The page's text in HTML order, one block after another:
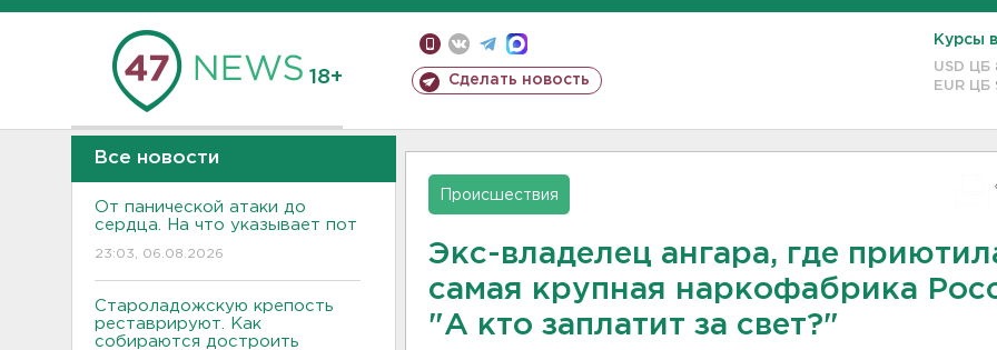
18+ Сделать новость
Курсы
USD ЦБ
EUR ЦБ
Все новости
От панической атаки до
сердца. На что указывает пот
23:03, 06.08.2026
Староладожскую крепость
реставрируют. Как
собираются достроить
Происшествия
Экс-владелец ангара, где
самая крупная наркофабрика
"А кто заплатит за свет?"